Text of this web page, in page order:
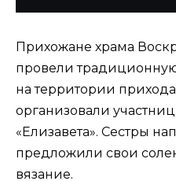
Прихожане храма
провели
на территории
организовали
«Елизавета». Сестры
предложили свои
вязание.